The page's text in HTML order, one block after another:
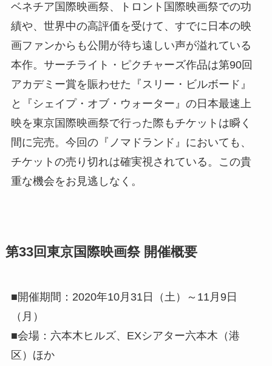
ベネチア国際映画祭、トロント国際映画祭での功
績や、世界中の高評価を受けて、すでに日本の映
画ファンからも公開が待ち遠しい声が溢れている
本作。サーチライト・ピクチャーズ作品は第90回
アカデミー賞を賑わせた『スリー・ビルボード』
と『シェイプ・オブ・ウォーター』の日本最速上
映を東京国際映画祭で行った際もチケットは瞬く
間に完売。今回の『ノマドランド』においても、
チケットの売り切れは確実視されている。この貴
重な機会をお見逃しなく。
第33回東京国際映画祭 開催概要
■開催期間：2020年10月31日（土）～11月9日
（月）
■会場：六本⽊ヒルズ、EXシアター六本⽊（港
区）ほか